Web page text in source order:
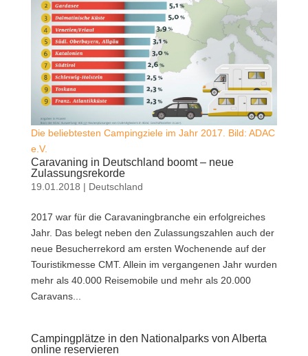
Die beliebtesten Campingziele im Jahr 2017. Bild: ADAC
e.V.
Caravaning in Deutschland boomt – neue
Zulassungsrekorde
19.01.2018 | Deutschland
2017 war für die Caravaningbranche ein erfolgreiches
Jahr. Das belegt neben den Zulassungszahlen auch der
neue Besucherrekord am ersten Wochenende auf der
Touristikmesse CMT. Allein im vergangenen Jahr wurden
mehr als 40.000 Reisemobile und mehr als 20.000
Caravans...
Campingplätze in den Nationalparks von Alberta
online reservieren